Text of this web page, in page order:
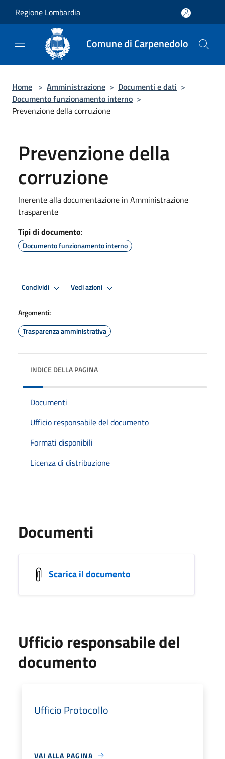
Regione Lombardia
Comune di Carpenedolo
Home > Amministrazione > Documenti e dati >
Documento funzionamento interno >
Prevenzione della corruzione
Prevenzione della
corruzione
Inerente alla documentazione in Amministrazione
trasparente
Tipi di documento:
Documento funzionamento interno
Condividi Vedi azioni
Argomenti:
Trasparenza amministrativa
INDICE DELLA PAGINA
Documenti
Ufficio responsabile del documento
Formati disponibili
Licenza di distribuzione
Documenti
Scarica il documento
Ufficio responsabile del
documento
Ufficio Protocollo
VAI ALLA PAGINA